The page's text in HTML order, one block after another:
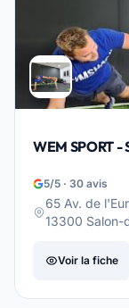
WEM SPORT
5/5 · 30 avis
65 Av. de
13300 Salon-
Voir la fiche